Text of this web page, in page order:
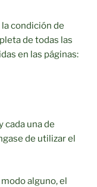
condición de
de todas las
en las páginas:
cada una de
de utilizar el
alguno, el